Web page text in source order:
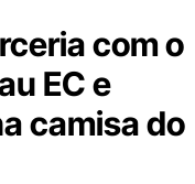
com o
EC e
camisa do